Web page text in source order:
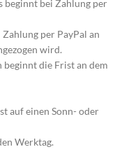
beginnt bei Zahlung per
per PayPal an
wird.
die Frist an dem
auf einen Sonn- oder
Werktag.